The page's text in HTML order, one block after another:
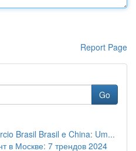
Report Page
Go
Brasil Brasil e China: Um...
в Москве: 7 трендов 2024